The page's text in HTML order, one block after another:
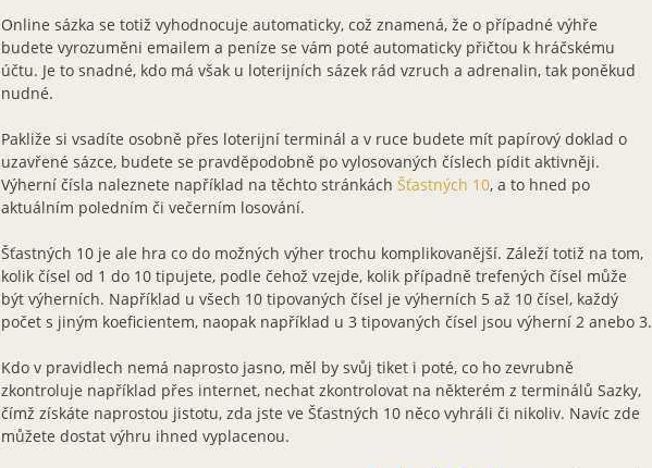
Online sázka se totiž vyhodnocuje automaticky, což znamená, že o případné výhře
budete vyrozuměni emailem a peníze se vám poté automaticky přičtou k hráčskému
účtu. Je to snadné, kdo má však u loterijních sázek rád vzruch a adrenalin, tak poněkud
nudné.
Pakliže si vsadíte osobně přes loterijní terminál a v ruce budete mít papírový doklad o
uzavřené sázce, budete se pravděpodobně po vylosovaných číslech pídit aktivněji.
Výherní čísla naleznete například na těchto stránkách Šťastných 10, a to hned po
aktuálním poledním či večerním losování.
Šťastných 10 je ale hra co do možných výher trochu komplikovanější. Záleží totiž na tom,
kolik čísel od 1 do 10 tipujete, podle čehož vzejde, kolik případně trefených čísel může
být výherních. Například u všech 10 tipovaných čísel je výherních 5 až 10 čísel, každý
počet s jiným koeficientem, naopak například u 3 tipovaných čísel jsou výherní 2 anebo 3.
Kdo v pravidlech nemá naprosto jasno, měl by svůj tiket i poté, co ho zevrubně
zkontroluje například přes internet, nechat zkontrolovat na některém z terminálů Sazky,
čímž získáte naprostou jistotu, zda jste ve Šťastných 10 něco vyhráli či nikoliv. Navíc zde
můžete dostat výhru ihned vyplacenou.